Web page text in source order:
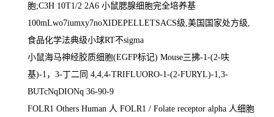
胞;C3H 10T1/2 2A6 小鼠腮腺细胞完全培养基
100mLwo7iumxy7noXIDEPELLETSACS级 美国国家处方级
食品化学法典级小球RT不sigma
小鼠海马神经胶质细胞(EGFP标记) Mouse三拂-1-(2-呋
基)-1 ， 3-丁二同 4,4,4-TRIFLUORO-1-(2-FURYL)-1,3-
BUTcNqDIONq 36-90-9
FOLR1 Others Human 人 FOLR1 / Folate receptor alpha 人细胞